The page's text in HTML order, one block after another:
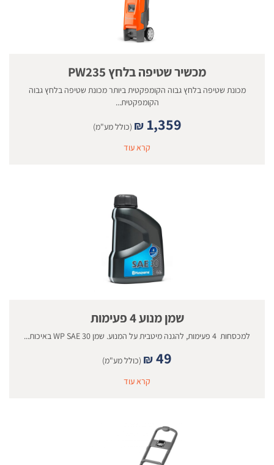
מכשיר שטיפה בלחץ PW235
מכונת שטיפה בלחץ גבוה הקומפקטית ביותר מכונת שטיפה בלחץ גבוה
הקומפקטית...
₪ 1,359
(כולל מע"מ)
קרא עוד
שמן מנוע 4 פעימות
למכסחות 4 פעימות, להגנה מיטבית על המנוע. שמן WP SAE 30 באיכות...
₪49
(כולל מע"מ)
קרא עוד